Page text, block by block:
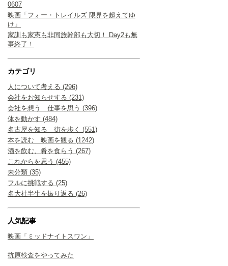
0607
映画「フォー・トレイルズ 限界を超えてゆ
け」
家訓も家憲も非同族幹部も大切！ Day2も無
事終了！
カテゴリ
人について考える (296)
会社をお知らせする (231)
会社を想う 仕事を思う (396)
体を動かす (484)
名古屋を知る 街を歩く (551)
本を読む 映画を観る (1242)
酒を飲む、肴を食らう (267)
これからを思う (455)
未分類 (35)
フルに挑戦する (25)
名大社半生を振り返る (26)
人気記事
映画「ミッドナイトスワン」
抗原検査をやってみた